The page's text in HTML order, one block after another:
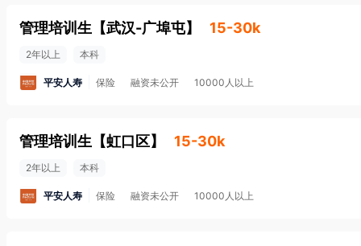
管理培训生 【武汉-广埠屯】 15-30k
2年以上 本科
平安人寿 保险 融资未公开 10000人以上
管理培训生 【虹口区】 15-30k
2年以上 本科
平安人寿 保险 融资未公开 10000人以上